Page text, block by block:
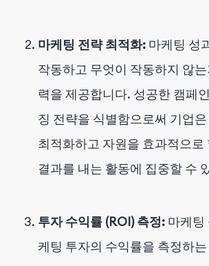
마케팅 전략 최적화: 마케팅 성
작동하고 무엇이 작동하지 않
력을 제공합니다. 성공한 캠페
징 전략을 식별함으로써 기업
최적화하고 자원을 효과적으로
결과를 내는 활동에 집중할 수
투자 수익률 (ROI) 측정: 마케팅
케팅 투자의 수익률을 측정하